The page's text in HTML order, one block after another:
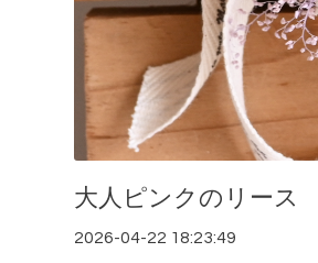
大人ピンクのリース
2026-04-22 18:23:49